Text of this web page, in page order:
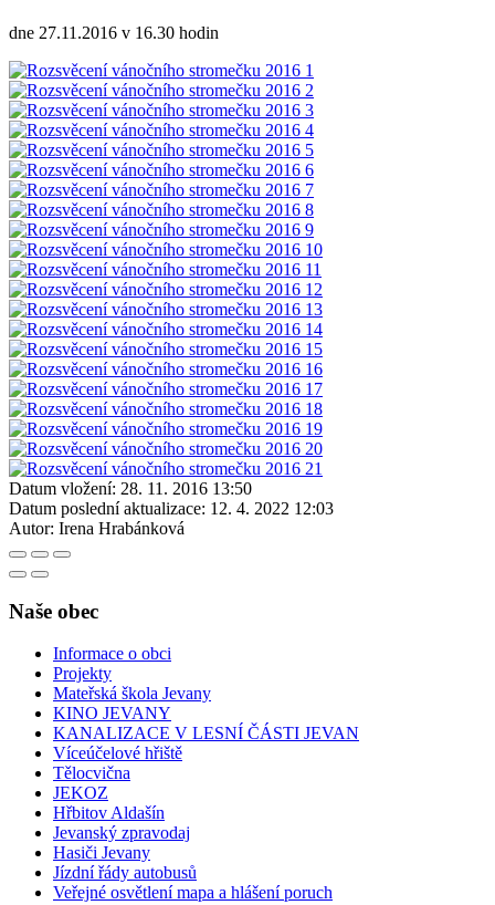
dne 27.11.2016 v 16.30 hodin
Datum vložení: 28. 11. 2016 13:50
Datum poslední aktualizace: 12. 4. 2022 12:03
Autor: Irena Hrabánková
Naše obec
Informace o obci
Projekty
Mateřská škola Jevany
KINO JEVANY
KANALIZACE V LESNÍ ČÁSTI JEVAN
Víceúčelové hřiště
Tělocvična
JEKOZ
Hřbitov Aldašín
Jevanský zpravodaj
Hasiči Jevany
Jízdní řády autobusů
Veřejné osvětlení mapa a hlášení poruch